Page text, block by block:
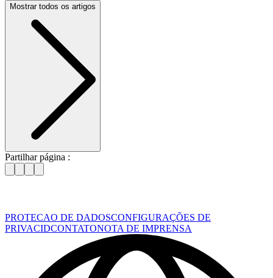
Mostrar todos os artigos
Partilhar página :
PROTECAO DE DADOSCONFIGURAÇÕES DE
PRIVACIDCONTATONOTA DE IMPRENSA